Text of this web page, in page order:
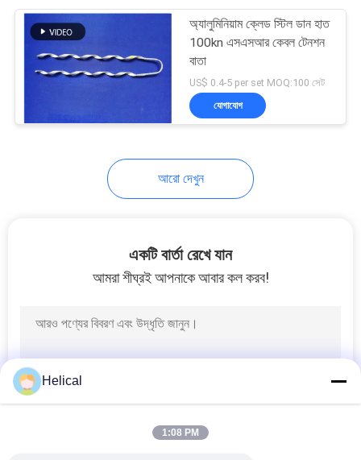
প্রিফর্মড ফিটিং
অ্যালুমিনিয়াম ক্লেড স্টিল ডান হাত
100kn এসএসআর কেবল টেনশন
বাতা
US$ 0.4-5 per set MOQ:100 সেট
যোগাযোগ
আরো দেখুন
একটি বার্তা রেখে যান
আমরা শীঘ্রই আপনাকে আবার কল করব!
Helical
1:08 PM